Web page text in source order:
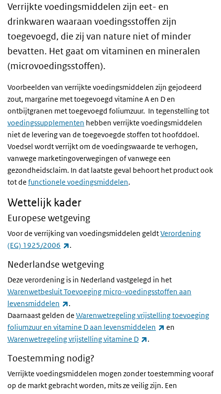
Verrijkte voedingsmiddelen zijn eet- en
drinkwaren waaraan voedingsstoffen zijn
toegevoegd, die zij van nature niet of minder
bevatten. Het gaat om vitaminen en mineralen
(microvoedingsstoffen).
Voorbeelden van verrijkte voedingsmiddelen zijn gejodeerd
zout, margarine met toegevoegd vitamine A en D en
ontbijtgranen met toegevoegd foliumzuur. In tegenstelling tot
voedingssupplementen hebben verrijkte voedingsmiddelen
niet de levering van de toegevoegde stoffen tot hoofddoel.
Voedsel wordt verrijkt om de voedingswaarde te verhogen,
vanwege marketingoverwegingen of vanwege een
gezondheidsclaim. In dat laatste geval behoort het product ook
tot de functionele voedingsmiddelen.
Wettelijk kader
Europese wetgeving
Voor de verrijking van voedingsmiddelen geldtVerordening
(EG) 1925/2006
.
Nederlandse wetgeving
Deze verordening is in Nederland vastgelegd in het
Warenwetbesluit Toevoeging micro-voedingsstoffen aan
levensmiddelen
.
Daarnaast gelden de Warenwetregeling vrijstelling toevoeging
foliumzuur en vitamine D aan levensmiddelen
(link is external)
en
Warenwetregeling vrijstelling vitamine D
.
Toestemming nodig?
Verrijkte voedingsmiddelen mogen zonder toestemming vooraf
op de markt gebracht worden, mits ze veilig zijn. Een